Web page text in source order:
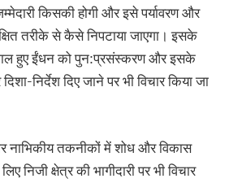
किसकी होगी और इसे पर्यावरण और
तरीके से कैसे निपटाया जाएगा। इसके
हुए ईंधन को पुन:प्रसंस्करण और इसके
निर्देश दिए जाने पर भी विचार किया जा
नाभिकीय तकनीकों में शोध और विकास
निजी क्षेत्र की भागीदारी पर भी विचार